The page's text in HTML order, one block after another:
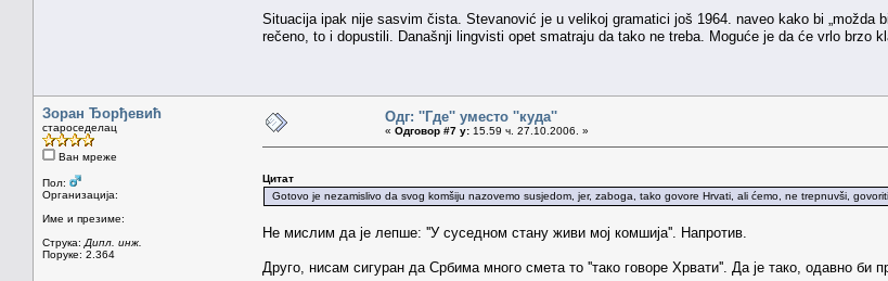
Situacija ipak nije sasvim čista. Stevanović je u velikoj gramatici još 1964. naveo kako bi „možda
rečeno, to i dopustili. Današnji lingvisti opet smatraju da tako ne treba. Moguće je da će vrlo brzo
Зоран Ђорђевић
староседелац
Ван мреже
Пол:
Организација:
Име и презиме:
Струка: Дипл. инж.
Поруке: 2.364
Одг: ''Где'' уместо ''куда''
« Одговор #7 у: 15.59 ч. 27.10.2006. »
Цитат
Gotovo je nezamislivo da svog komšiju nazovemo susjedom, jer, zaboga, tako govore Hrvati, ali ćemo, ne trepnuvši,
Не мислим да је лепше: ''У суседном стану живи мој комшија''. Напротив.
Друго, нисам сигуран да Србима много смета то ''тако говоре Хрвати''. Да је тако, одавно би